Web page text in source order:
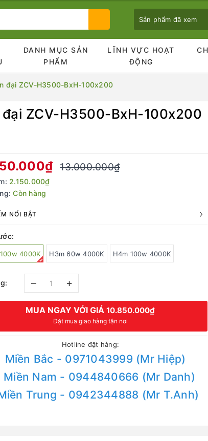
Sản phẩm đã xem
Bạn chưa xem sản phẩm nào
DANH MỤC SẢN
PHẨM
LĨNH VỰC HOẠT
ĐỘNG
đại ZCV-H3500-BxH-100x200
ZCV-H3500-BxH-100x200
13.000.000₫
2.150.000₫
Còn hàng
NỔI BẬT
4000K H3m 60w 4000K H4m 100w 4000K
– +
MUA NGAY VỚI GIÁ10.850.000₫
Đặt mua giao hàng tận nơi
Hotline đặt hàng:
Miền Bắc - 0971043999 (Mr Hiệp)
Miền Nam - 0944840666 (Mr Danh)
Trung - 0942344888 (Mr T.Anh)